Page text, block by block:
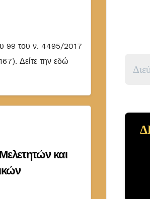
του ν. 4495/2017
Δείτε την εδώ
και